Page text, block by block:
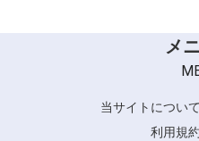
メ
当サイトについて
利用規約